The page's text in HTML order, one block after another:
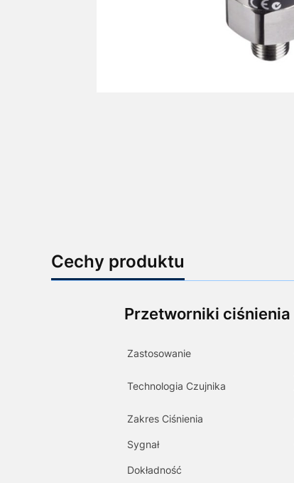
Cechy produktu
Przetworniki ciśnienia
Zastosowanie
Technologia Czujnika
Zakres Ciśnienia
Sygnał
Dokładność